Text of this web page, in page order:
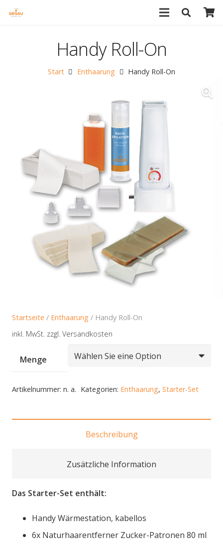
Handy Roll-On
Start Enthaarung Handy Roll-On
Startseite / Enthaarung / Handy Roll-On
inkl. MwSt. zzgl. Versandkosten
Menge
Artikelnummer: n. a. Kategorien: Enthaarung, Starter-Set
Beschreibung
Zusätzliche Information
Das Starter-Set enthält:
Handy Wärmestation, kabellos
6x Naturhaarentferner Zucker-Patronen 80 ml